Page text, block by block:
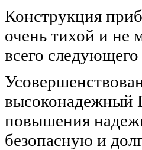
Конструкция
очень тихой и не
всего следующего
высоконадежный
повышения
безопасную и